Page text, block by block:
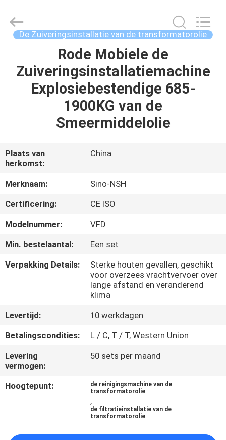
PRODUCTEN
ONGEVEER
FABRIEKSREIS
KWALITEITSCONTROLE
CONTACTEER
ONS
VERZOEK
OM EEN
CITAAT
SITEMAP
POLICY
Manufacture
De Zuiveringsinstallatie van de transformatorolie
Rode Mobiele de
Zuiveringsinstallatiemachine
Explosiebestendige 685-
1900KG van de
Smeermiddelolie
Plaats van
herkomst:
China
Merknaam:
Sino-NSH
Certificering:
CE ISO
Modelnummer:
VFD
Min. bestelaantal:
Een set
Verpakking Details:
Sterke houten gevallen, geschikt
voor overzees vrachtvervoer over
lange afstand en veranderend
klima
Levertijd:
10 werkdagen
Betalingscondities:
L / C, T / T, Western Union
Levering
vermogen:
50 sets per maand
Hoogtepunt:
de reinigingsmachine van de
transformatorolie
,
de filtratieinstallatie van de
transformatorolie